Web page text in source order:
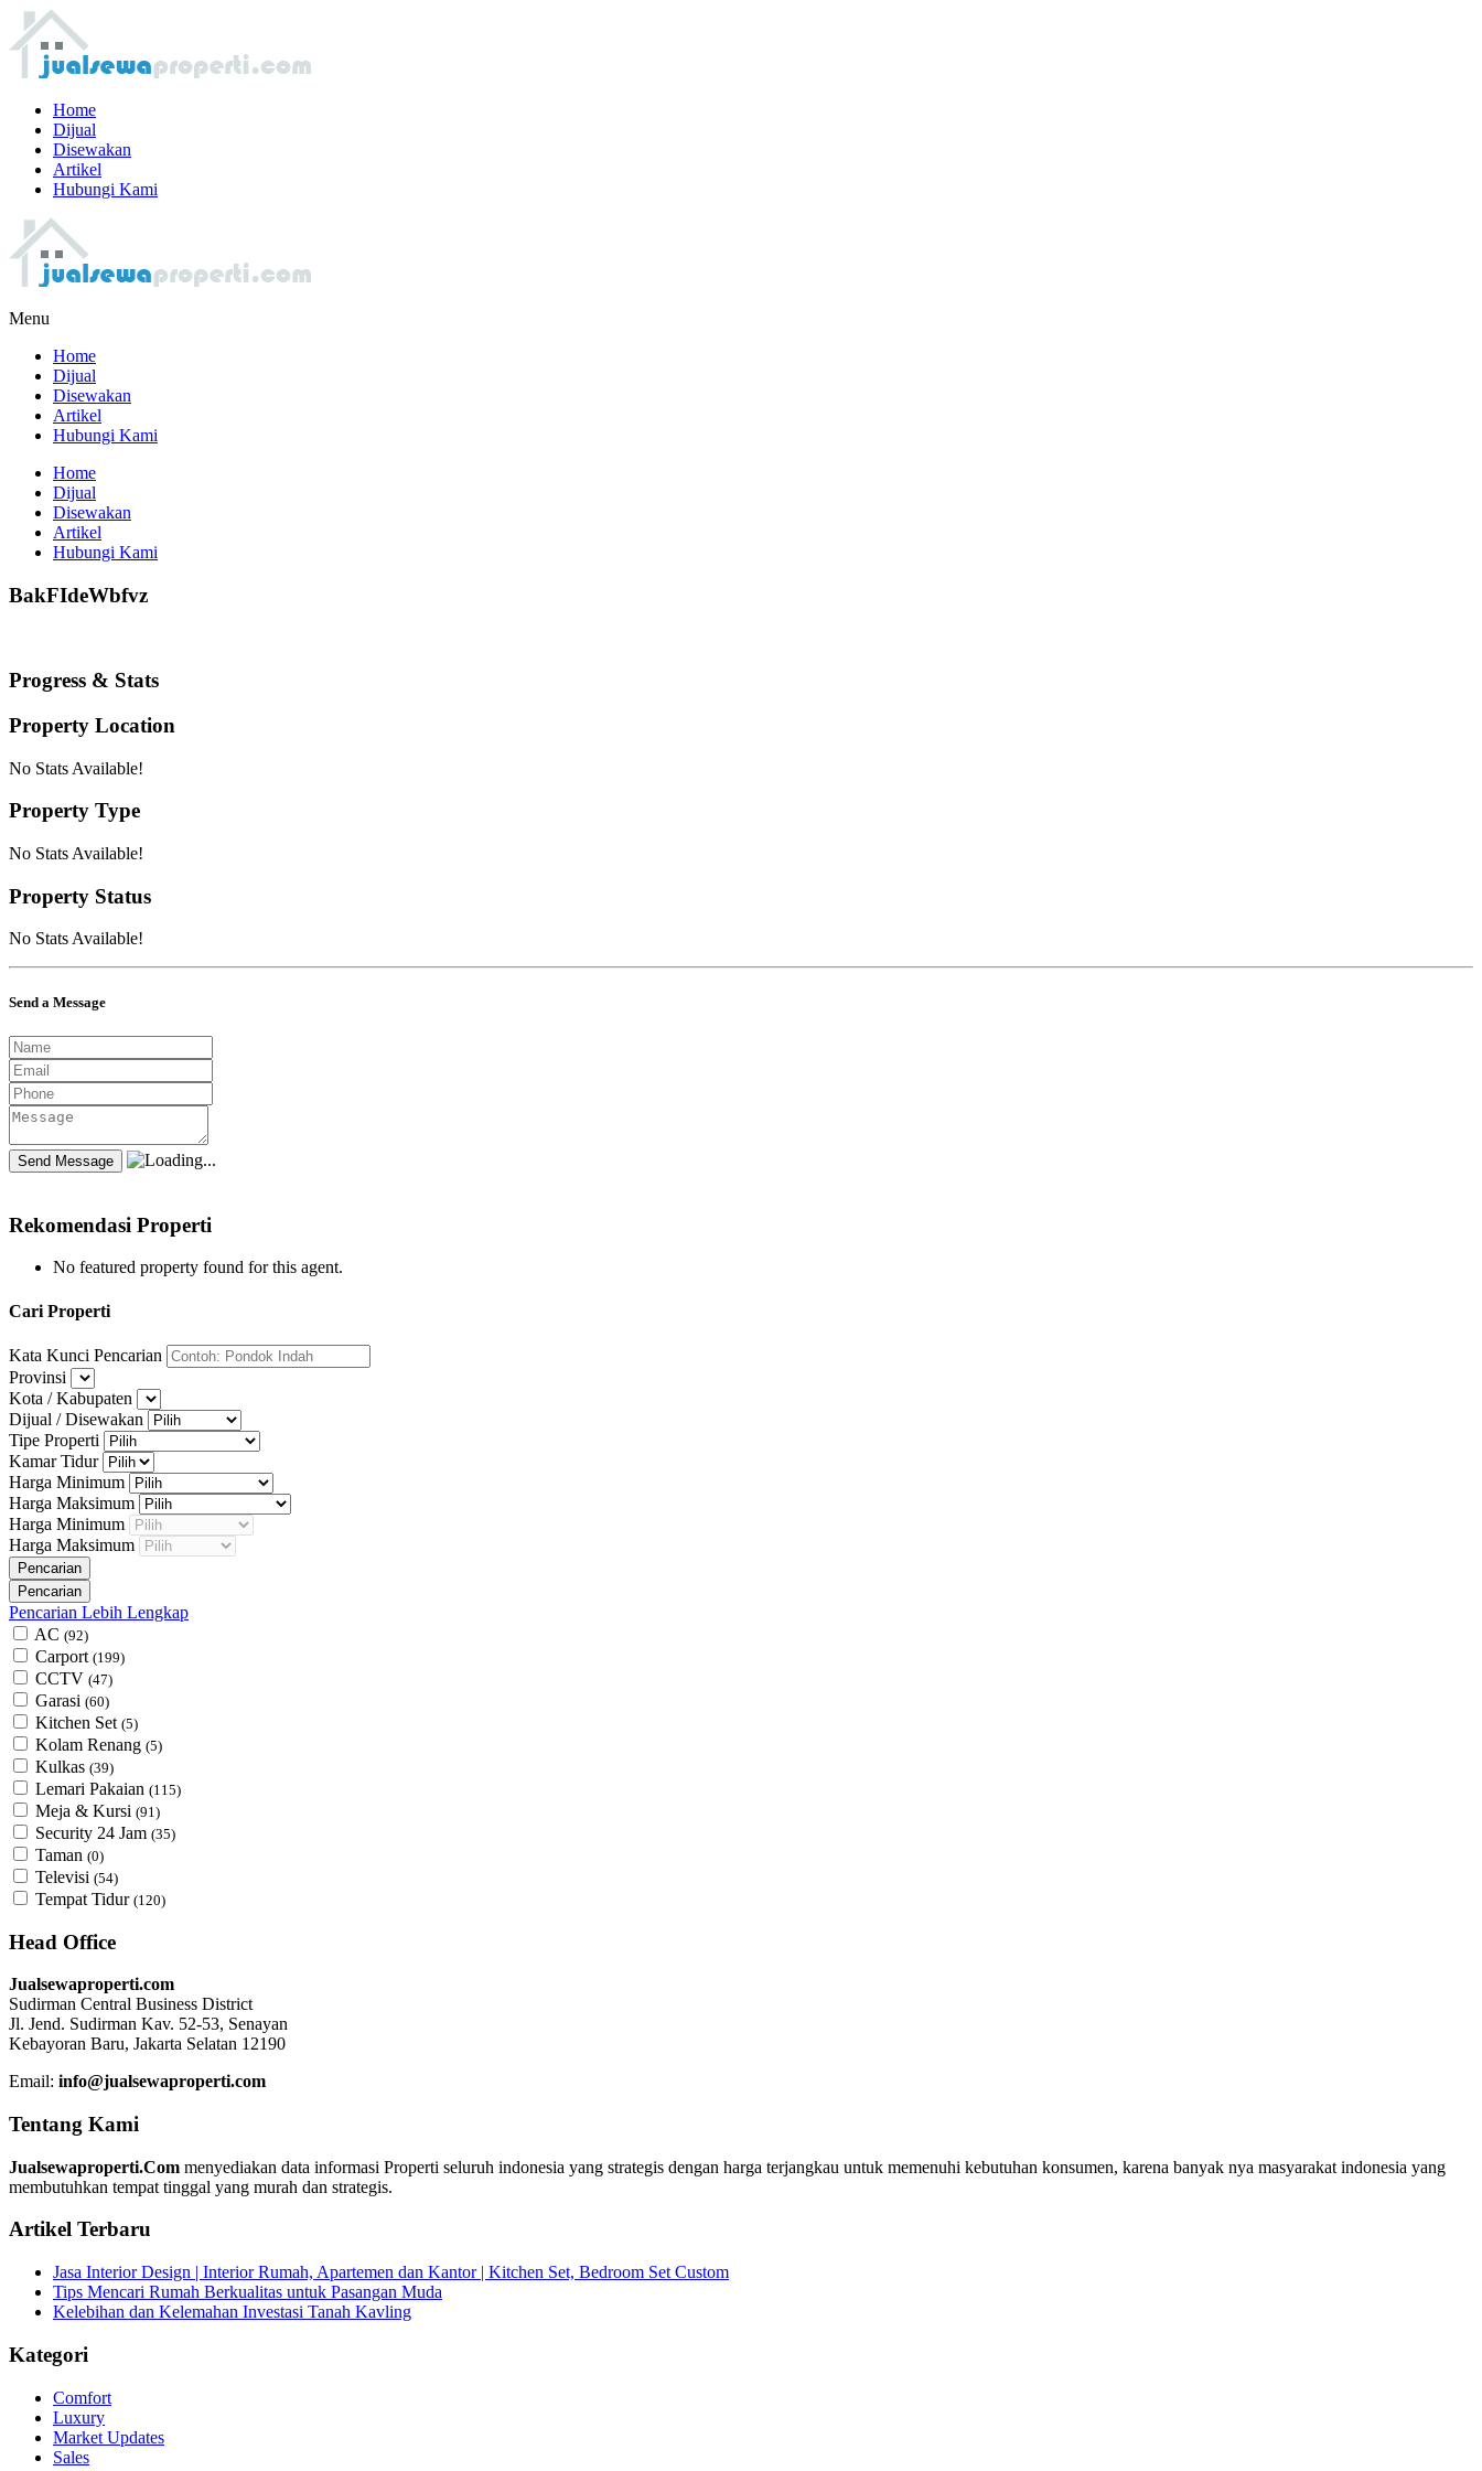
Home
Dijual
Disewakan
Artikel
Hubungi Kami
Menu
Home
Dijual
Disewakan
Artikel
Hubungi Kami
Home
Dijual
Disewakan
Artikel
Hubungi Kami
BakFIdeWbfvz
Progress & Stats
Property Location
No Stats Available!
Property Type
No Stats Available!
Property Status
No Stats Available!
Send a Message
Rekomendasi Properti
No featured property found for this agent.
Cari Properti
Kata Kunci Pencarian
Provinsi
Kota / Kabupaten
Dijual / Disewakan
Tipe Properti
Kamar Tidur
Harga Minimum
Harga Maksimum
Harga Minimum
Harga Maksimum
Pencarian Lebih Lengkap
AC (92)
Carport (199)
CCTV (47)
Garasi (60)
Kitchen Set (5)
Kolam Renang (5)
Kulkas (39)
Lemari Pakaian (115)
Meja & Kursi (91)
Security 24 Jam (35)
Taman (0)
Televisi (54)
Tempat Tidur (120)
Head Office
Jualsewaproperti.com
Sudirman Central Business District
Jl. Jend. Sudirman Kav. 52-53, Senayan
Kebayoran Baru, Jakarta Selatan 12190
Email: info@jualsewaproperti.com
Tentang Kami
Jualsewaproperti.Com menyediakan data informasi Properti seluruh indonesia yang strategis dengan harga terjangkau untuk memenuhi kebutuhan konsumen, karena banyak nya masyarakat indonesia yang
membutuhkan tempat tinggal yang murah dan strategis.
Artikel Terbaru
Jasa Interior Design | Interior Rumah, Apartemen dan Kantor | Kitchen Set, Bedroom Set Custom
Tips Mencari Rumah Berkualitas untuk Pasangan Muda
Kelebihan dan Kelemahan Investasi Tanah Kavling
Kategori
Comfort
Luxury
Market Updates
Sales